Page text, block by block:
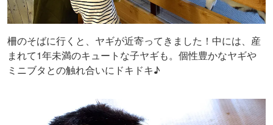
柵のそばに行くと、ヤギが近寄ってきました！中には、産
まれて1年未満のキュートな子ヤギも。個性豊かなヤギや
ミニブタとの触れ合いにドキドキ♪